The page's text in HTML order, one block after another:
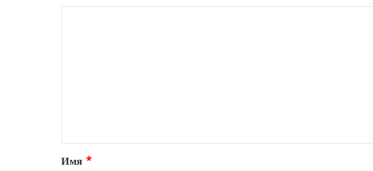
т
а
Имя *